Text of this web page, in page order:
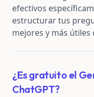
efectivos
estructurar tus
mejores y más útiles
¿Es gratuito el
ChatGPT?